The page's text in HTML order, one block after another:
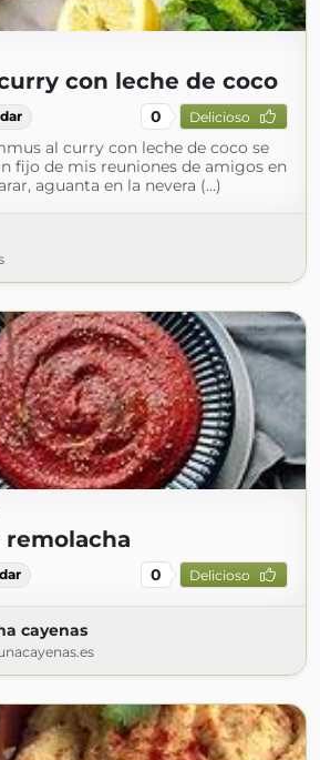
con leche de coco
0 Delicioso
al curry con leche de coco se
fijo de mis reuniones de amigos en
aguanta en la nevera (...)
0 Delicioso
cayenas